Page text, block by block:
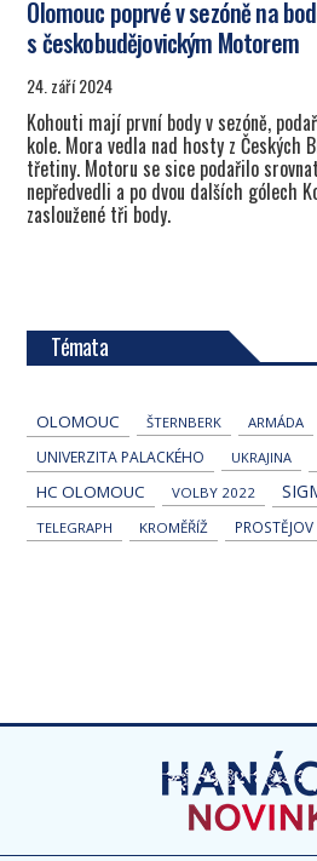
Olomouc poprvé v sezóně na
s českobudějovickým Motorem
24. září 2024
Kohouti mají první body v sezóně,
kole. Mora vedla nad hosty z Českých
třetiny. Motoru se sice podařilo
nepředvedli a po dvou dalších gólech
zasloužené tři body.
Témata
OLOMOUC ŠTERNBERK ARMÁDA
UNIVERZITA PALACKÉHO UKRAJINA
HC OLOMOUC VOLBY 2022
TELEGRAPH KROMĚŘÍŽ PROSTĚJOV